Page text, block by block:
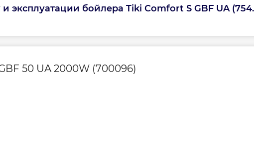
2 года
Форма
эксплуатации бойлера Tiki Comfort S GBF UA
50 UA 2000W (700096)